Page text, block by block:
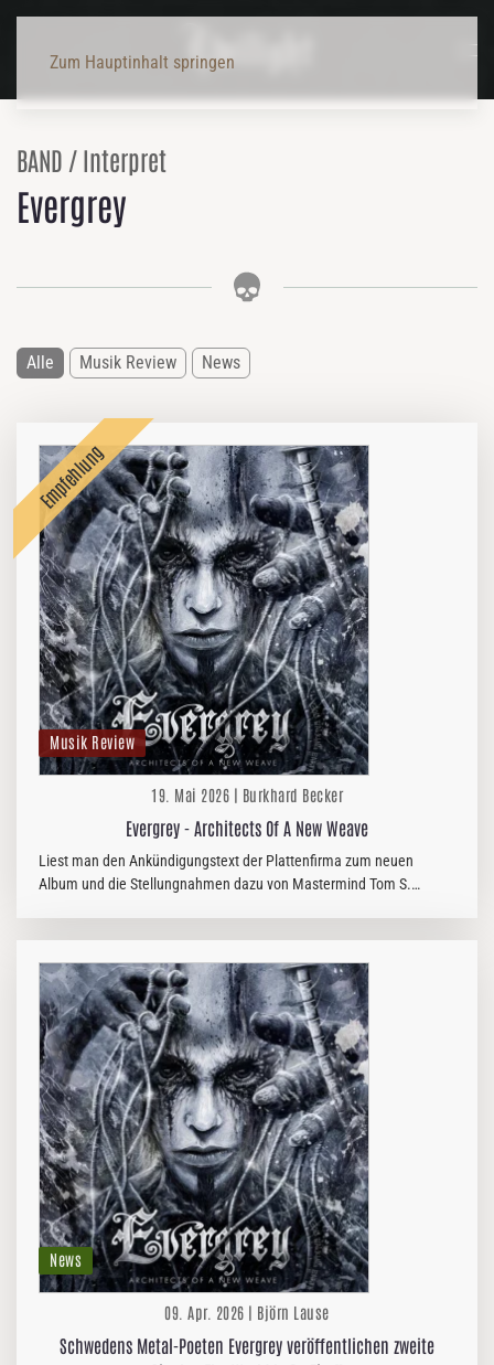
Zum Hauptinhalt springen
BAND / Interpret
Evergrey
Alle Musik Review News
Musik Review
19. Mai 2026 | Burkhard Becker
Evergrey - Architects Of A New Weave
Liest man den Ankündigungstext der Plattenfirma zum neuen
Album und die Stellungnahmen dazu von Mastermind Tom S.
News
09. Apr. 2026 | Björn Lause
Schwedens Metal-Poeten Evergrey veröffentlichen zweite